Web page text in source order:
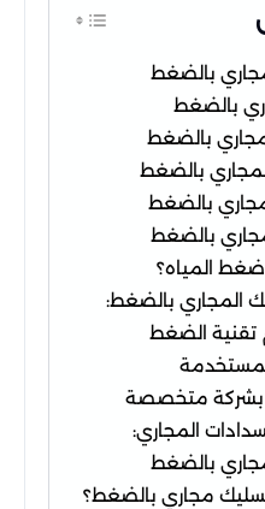
بالضغط
بالضغط
بالضغط
بالضغط
بالضغط
بالضغط
المياه؟
المجاري بالضغط:
تقنية الضغط
بشركة متخصصة
المجاري:
بالضغط
مجاري بالضغط؟